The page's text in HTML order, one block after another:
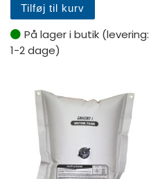
Tilføj til kurv
På lager i butik (levering:
1-2 dage)